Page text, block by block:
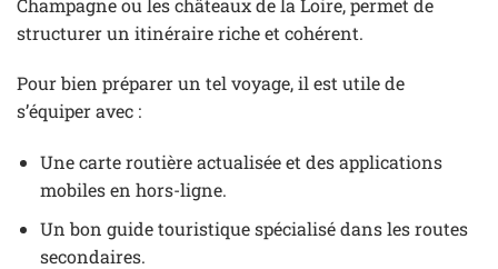
structurer un itinéraire riche et cohérent.
Pour bien préparer un tel voyage, il est utile de
s’équiper avec :
Une carte routière actualisée et des applications
mobiles en hors-ligne.
Un bon guide touristique spécialisé dans les routes
secondaires.